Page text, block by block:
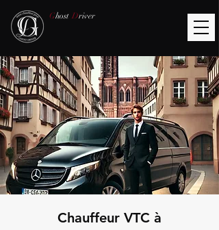
Ghost Driver
Chauffeur VTC à